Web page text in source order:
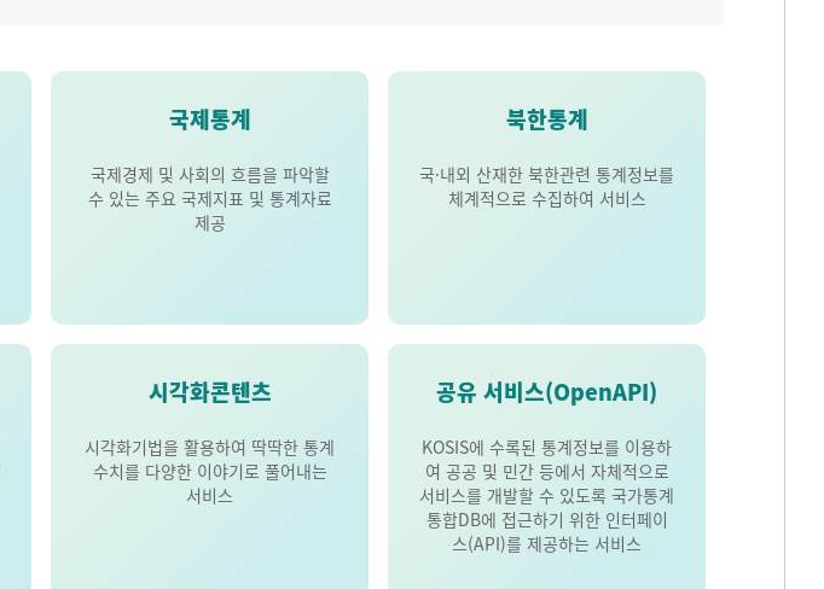
국제통계
국제경제 및 사회의 흐름을 파악할
수 있는 주요 국제지표 및 통계자료
제공
북한통계
국·내외 산재한 북한관련 통계정보를
체계적으로 수집하여 서비스
시각화콘텐츠
시각화기법을 활용하여 딱딱한 통계
수치를 다양한 이야기로 풀어내는
서비스
공유 서비스(OpenAPI)
KOSIS에 수록된 통계정보를 이용하
여 공공 및 민간 등에서 자체적으로
서비스를 개발할 수 있도록 국가통계
통합DB에 접근하기 위한 인터페이
스(API)를 제공하는 서비스